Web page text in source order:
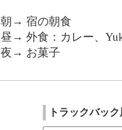
朝→ 宿の朝食
昼→ 外食：カレー、
夜→ お菓子
トラックバッ